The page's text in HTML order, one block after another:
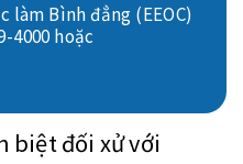
biệt đối xử với
làm Bình đẳng (EEOC)
4000 hoặc